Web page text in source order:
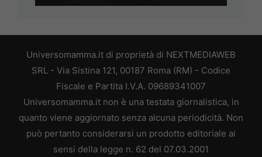
Universomamma.it di proprietà di NEXTMEDIAWEB
SRL - Via Sistina 121, 00187 Roma (RM) - Codice
Fiscale e Partita I.V.A. 09689341007
Universomamma.it non è una testata giornalistica, in
quanto viene aggiornato senza alcuna periodicità. Non
può pertanto considerarsi un prodotto editoriale ai
sensi della legge n. 62 del 07.03.2001